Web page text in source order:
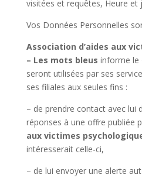
visitées et requêtes, Heure et
Vos Données Personnelles
Association d’aides aux
– Les mots bleus informe le
seront utilisées par ses
ses filiales aux seules fins :
– de prendre contact avec lui
réponses à une offre publiée
aux victimes
intéresserait celle-ci,
– de lui envoyer une alerte